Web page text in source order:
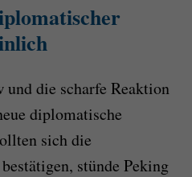
die scharfe Reaktion
diplomatische
sich die
stünde Peking